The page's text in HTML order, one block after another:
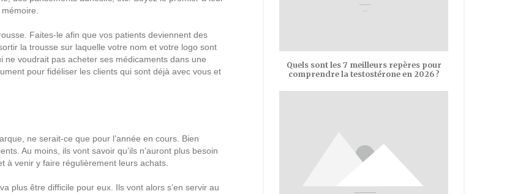
Faites-le afin que vos patients deviennent des
la trousse sur laquelle votre nom et votre logo sont
ne voudrait pas acheter ses médicaments dans une
pour fidéliser les clients qui sont déjà avec vous et
ne serait-ce que pour l’année en cours. Bien
Au moins, ils vont savoir qu’ils n’auront plus besoin
à venir y faire régulièrement leurs achats.
plus être difficile pour eux. Ils vont alors s’en servir au
Quels sont les 7 meilleurs repères pour
comprendre la testostérone en 2026 ?